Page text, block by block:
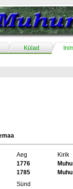
Külad
Aeg
Kirik
1776
Muhu
1785
Muhu
Sünd